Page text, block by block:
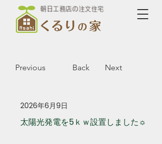
朝日工務店の注文住宅
2026年6月9日
太陽光発電を5ｋｗ設置しました☼
Previous Back Next